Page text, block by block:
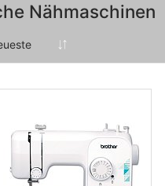
Nähmaschinen